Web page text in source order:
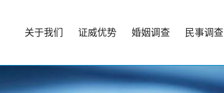
关于我们 证威优势 婚姻调查 民事调查